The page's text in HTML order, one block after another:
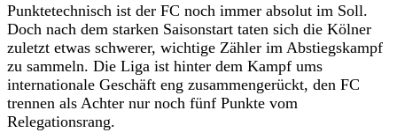
Punktetechnisch ist der FC noch immer absolut im Soll.
Doch nach dem starken Saisonstart taten sich die Kölner
zuletzt etwas schwerer, wichtige Zähler im Abstiegskampf
zu sammeln. Die Liga ist hinter dem Kampf ums
internationale Geschäft eng zusammengerückt, den FC
trennen als Achter nur noch fünf Punkte vom
Relegationsrang.